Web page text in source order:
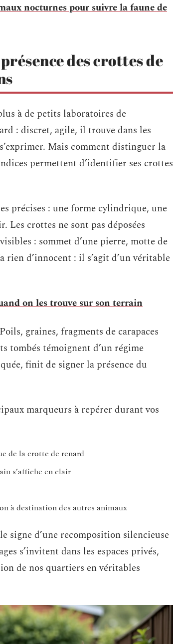
nocturnes pour suivre la faune de
des crottes de
à de petits laboratoires de
: discret, agile, il trouve dans les
Mais comment distinguer la
permettent d’identifier ses crottes
précises : une forme cylindrique, une
crottes ne sont pas déposées
: sommet d’une pierre, motte de
rien d’innocent : il s’agit d’un véritable
on les trouve sur son terrain
graines, fragments de carapaces
tombés témoignent d’un régime
finit de signer la présence du
marqueurs à repérer durant vos
de la crotte de renard
s’affiche en clair
à destination des autres animaux
signe d’une recomposition silencieuse
s’invitent dans les espaces privés,
de nos quartiers en véritables